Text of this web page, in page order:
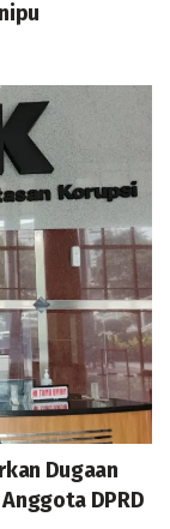
Dugaan
DPRD